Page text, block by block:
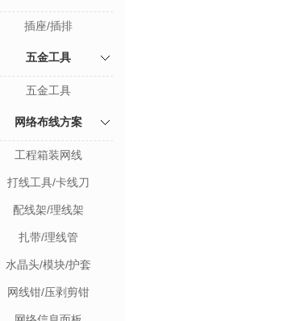
插座/插排
五金工具
五金工具
网络布线方案
工程箱装网线
打线工具/卡线刀
配线架/理线架
扎带/理线管
水晶头/模块/护套
网线钳/压剥剪钳